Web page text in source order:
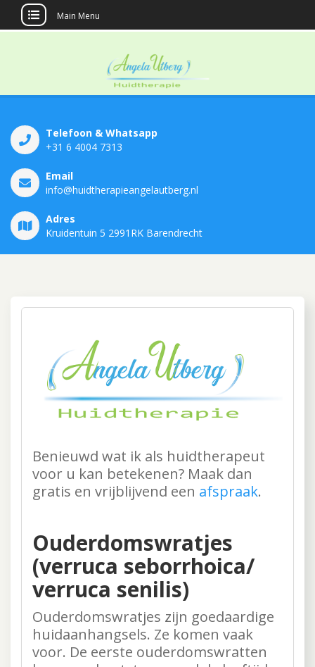
Main Menu
Angela Utberg
Telefoon & Whatsapp
+31 6 4004 7313
Email
info@huidtherapieangelautberg.nl
Adres
Kruidentuin 5 2991RK Barendrecht
Benieuwd wat ik als huidtherapeut
voor u kan betekenen? Maak dan
gratis en vrijblijvend een afspraak.
Ouderdomswratjes
(verruca seborrhoica/
verruca senilis)
Ouderdomswratjes zijn goedaardige
huidaanhangsels. Ze komen vaak
voor. De eerste ouderdomswratten